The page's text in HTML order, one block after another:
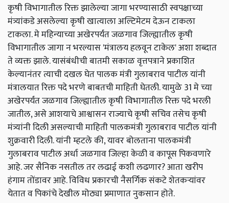
कृषी विभागातील रिक्त झालेल्या जागा भरण्यासाठी स्वपक्षाच्या
मंत्र्यांकडे असलेल्या कृषी खात्याला अल्टिमेटम देऊन टाकला
टाकला. मे महिन्याच्या अखेरपर्यंत जळगाव जिल्ह्यातील कृषी
विभागातील जागा न भरल्यास 'मंत्रालय हलवून टाकेल' अशा शब्दात
ते व्यक्त झाले. यासंबंधीची बातमी सकाळ वृत्तपत्राने प्रकाशित
केल्यानंतर त्याची दखल घेत पालक मंत्री गुलाबराव पाटील यांनी
मंत्रालयात रिक्त पदे भरणे बाबतची माहिती घेतली. यामुळे 31 मे च्या
अखेरपर्यंत जळगाव जिल्ह्यातील कृषी विभागातील रिक्त पदे भरली
जातील, असे आशयाचे आश्वासन राज्याचे कृषी सचिव तसेच कृषी
मंत्र्यांनी दिली असल्याची माहिती पालकमंत्री गुलाबराव पाटील यांनी
शुक्रवारी दिली. यांनी म्हटले की, यावर बोलताना पालकमंत्री
गुलाबराव पाटील अर्धा जळगाव जिल्हा केळी व कापूस पिकवणारे
आहे. जर सैनिक नसतील तर लढाई कशी लढणार? आता खरीप
हंगाम तोंडावर आहे. विविध प्रकारची नैसर्गिक संकटे शेतकऱ्यांवर
येतात व पिकांचे देखील मोठ्या प्रमाणात नुकसान होते.